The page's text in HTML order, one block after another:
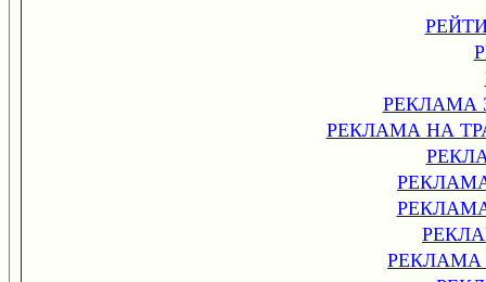
РЕКЛАМА
РЕКЛАМА НА
РЕКЛАМА